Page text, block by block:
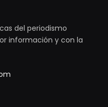
del periodismo
información y con la